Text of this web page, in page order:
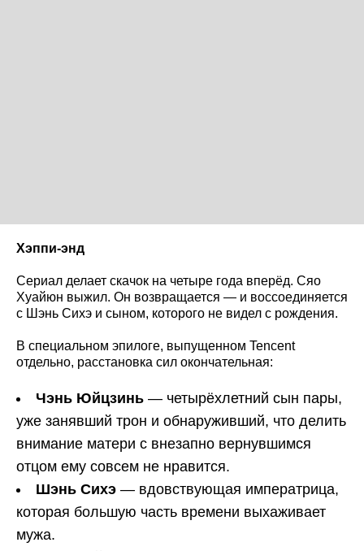
Хэппи-энд
Сериал делает скачок на четыре года вперёд. Сяо
Хуайюн выжил. Он возвращается — и воссоединяется
с Шэнь Сихэ и сыном, которого не видел с рождения.
В специальном эпилоге, выпущенном Tencent
отдельно, расстановка сил окончательная:
Чэнь Юйцзинь — четырёхлетний сын пары,
уже занявший трон и обнаруживший, что делить
внимание матери с внезапно вернувшимся
отцом ему совсем не нравится.
Шэнь Сихэ — вдовствующая императрица,
которая большую часть времени выхаживает
мужа.